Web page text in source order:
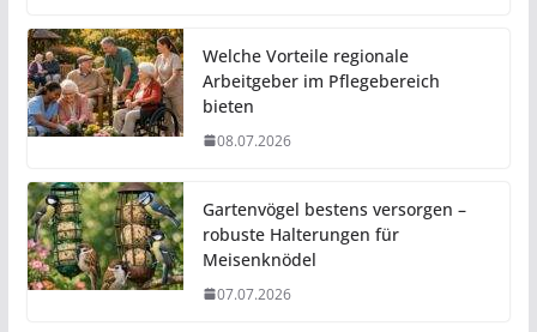
Welche Vorteile regionale
Arbeitgeber im Pflegebereich
bieten
08.07.2026
Gartenvögel bestens versorgen –
robuste Halterungen für
Meisenknödel
07.07.2026